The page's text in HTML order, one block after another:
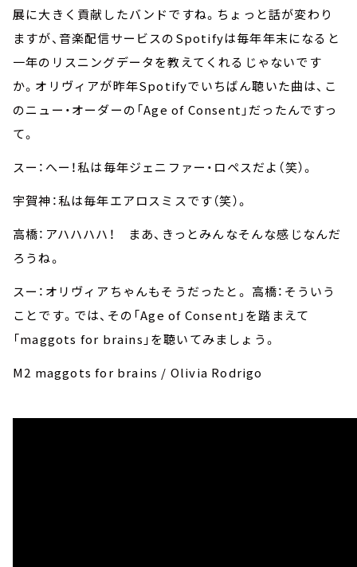
展に大きく貢献したバンドですね。ちょっと話が変わり
ますが、音楽配信サービスのSpotifyは毎年年末になると
一年のリスニングデータを教えてくれるじゃないです
か。オリヴィアが昨年Spotifyでいちばん聴いた曲は、こ
のニュー・オーダーの「Age of Consent」だったんですっ
て。
スー：へー！私は毎年ジェニファー・ロペスだよ（笑）。
宇賀神：私は毎年エアロスミスです（笑）。
高橋：アハハハハ！ まあ、きっとみんなそんな感じなんだ
ろうね。
スー：オリヴィアちゃんもそうだったと。 高橋：そういう
ことです。では、その「Age of Consent」を踏まえて
「maggots for brains」を聴いてみましょう。
M2 maggots for brains / Olivia Rodrigo